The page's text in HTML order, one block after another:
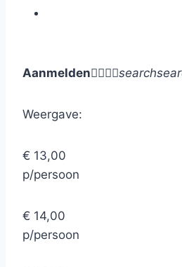
Aanmeldensearch
Weergave:
€ 13,00
p/persoon
€ 14,00
p/persoon